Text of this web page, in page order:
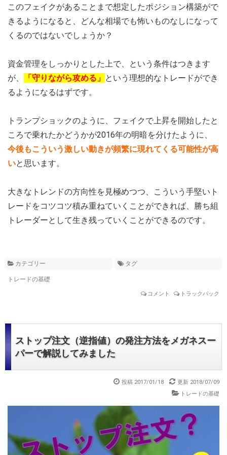
このフェイクがあることまで想定したポジション構築がで
きるようになると、どんな相場でも怖いものなしになって
くるのではないでしょうか？
資金管理をしっかりとした上で、という条件はつきます
が、
「守りながら攻める」 という理想的なトレードができ
るようになるはずです。
トランプショックのように、フェイクで上昇を開始したと
ころで乗れたかどうかが2016年の明暗を分けたように、
今後もこういう激しい動きが頻繁に現れてくる可能性が高
いと思います。
大きなトレンドの方向性を見極めつつ、こういう手堅いト
レードをコツコツ積み重ねていくことができれば、勝ち組
トレーダーとして生き残っていくことができるのです。
カテゴリー
トレードの基礎
タグ
コメント トラックバック
ストップ注文（逆指値）の発注方法をメガネスー
パーで解説してみました
投稿 2017/01/18
更新 2018/07/09
トレードの基礎